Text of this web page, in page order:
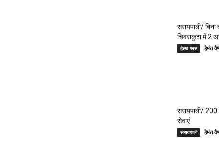
सरायपाली/
चिवराकुटा में 2
हेल्थ प्लस हेमंत
सरायपाली/ 200
सेवाएं
सरायपाली हेमंत